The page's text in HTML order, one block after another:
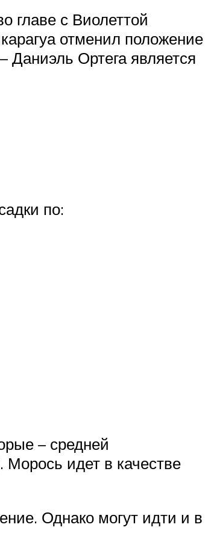
главе с Виолеттой
отменил положение
Даниэль Ортега является
по:
– средней
идет в качестве
Однако могут идти и в